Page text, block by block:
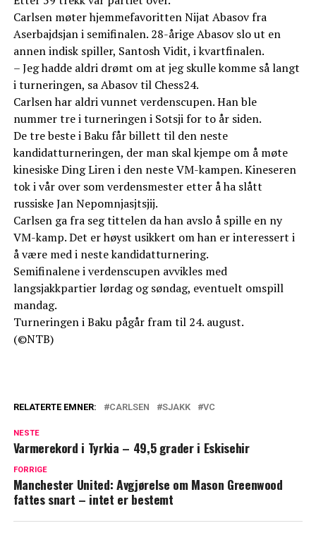
Carlsen møter hjemmefavoritten Nijat Abasov fra
Aserbajdsjan i semifinalen. 28-årige Abasov slo ut en
annen indisk spiller, Santosh Vidit, i kvartfinalen.
– Jeg hadde aldri drømt om at jeg skulle komme så langt
i turneringen, sa Abasov til Chess24.
Carlsen har aldri vunnet verdenscupen. Han ble
nummer tre i turneringen i Sotsji for to år siden.
De tre beste i Baku får billett til den neste
kandidatturneringen, der man skal kjempe om å møte
kinesiske Ding Liren i den neste VM-kampen. Kineseren
tok i vår over som verdensmester etter å ha slått
russiske Jan Nepomnjasjtsjij.
Carlsen ga fra seg tittelen da han avslo å spille en ny
VM-kamp. Det er høyst usikkert om han er interessert i
å være med i neste kandidatturnering.
Semifinalene i verdenscupen avvikles med
langsjakkpartier lørdag og søndag, eventuelt omspill
mandag.
Turneringen i Baku pågår fram til 24. august.
(©NTB)
RELATERTE EMNER: CARLSEN SJAKK VC
NESTE
Varmerekord i Tyrkia – 49,5 grader i Eskisehir
FORRIGE
Manchester United: Avgjørelse om Mason Greenwood
fattes snart – intet er bestemt